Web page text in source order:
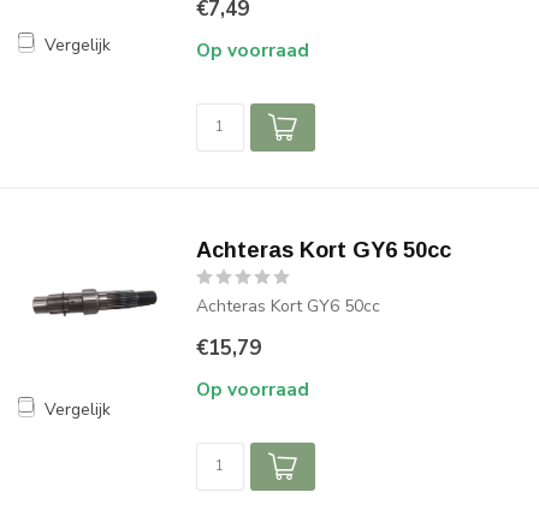
Vergelijk
€7,49
Op voorraad
Vergelijk
Achteras Kort GY6 50cc
Achteras Kort GY6 50cc
€15,79
Op voorraad